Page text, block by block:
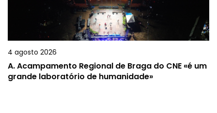
4 agosto 2026
A.Acampamento Regional de Braga do CNE «é um
grande laboratório de humanidade»